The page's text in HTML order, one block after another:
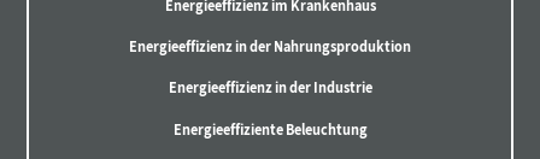
Energieeffizienz im Krankenhaus
Energieeffizienz in der Nahrungsproduktion
Energieeffizienz in der Industrie
Energieeffiziente Beleuchtung